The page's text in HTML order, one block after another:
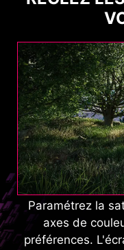
Paramétrez la
axes de
préférences.